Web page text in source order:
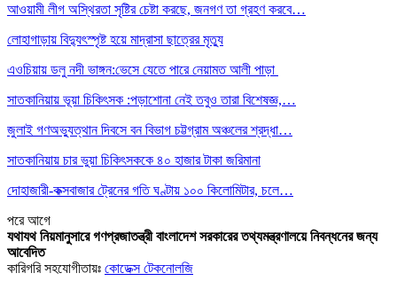
আওয়ামী লীগ অস্থিরতা সৃষ্টির চেষ্টা করছে, জনগণ তা গ্রহণ করবে…
লোহাগাড়ায় বিদ্যুৎস্পৃষ্ট হয়ে মাদ্রাসা ছাত্রের মৃত্যু
এওচিয়ায় ডলু নদী ভাঙ্গন:ভেসে যেতে পারে নেয়ামত আলী পাড়া
সাতকানিয়ায় ভূয়া চিকিৎসক :পড়াশোনা নেই তবুও তারা বিশেষজ্ঞ,…
জুলাই গণঅভ্যুত্থান দিবসে বন বিভাগ চট্টগ্রাম অঞ্চলের শ্রদ্ধা…
সাতকানিয়ায় চার ভুয়া চিকিৎসককে ৪০ হাজার টাকা জরিমানা
দোহাজারী-কক্সবাজার ট্রেনের গতি ঘণ্টায় ১০০ কিলোমিটার, চলে…
পরেআগে
যথাযথ নিয়মানুসারে গণপ্রজাতন্ত্রী বাংলাদেশ সরকারের তথ্যমন্ত্রণালয়ে নিবন্ধনের জন্য
আবেদিত
কারিগরি সহযোগীতায়ঃ কোডেক্স টেকনোলজি